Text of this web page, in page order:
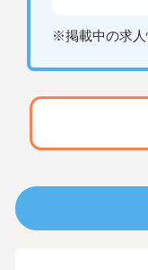
※掲載中の求人